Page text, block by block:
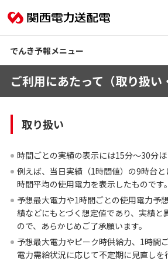
でんき予報メニュー
ご利用にあたって（取り扱い
取り扱い
時間ごとの実績の表示には15分～30分ほ
例えば、当日実績（1時間値）の9時台
時間平均の使用電力を表示したものです。
予想最大電力や1時間ごとの使用電力予
績などにもとづく想定値であり、実績と
ので、あらかじめご了承願います。
予想最大電力やピーク時供給力、1時間
電力需給状況に応じて不定期に見直しを